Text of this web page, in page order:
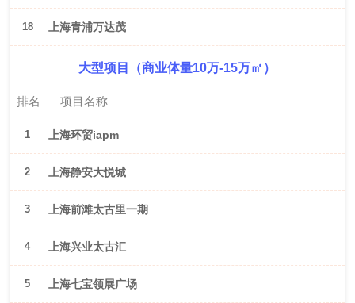
18 上海青浦万达茂
大型项目（商业体量10万-15万㎡）
排名 项目名称
1 上海环贸iapm
2 上海静安大悦城
3 上海前滩太古里一期
4 上海兴业太古汇
5 上海七宝领展广场